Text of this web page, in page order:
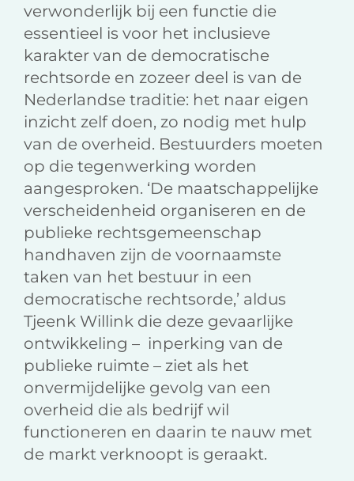
verwonderlijk bij een functie die
essentieel is voor het inclusieve
karakter van de democratische
rechtsorde en zozeer deel is van de
Nederlandse traditie: het naar eigen
inzicht zelf doen, zo nodig met hulp
van de overheid. Bestuurders moeten
op die tegenwerking worden
aangesproken. ‘De maatschappelijke
verscheidenheid organiseren en de
publieke rechtsgemeenschap
handhaven zijn de voornaamste
taken van het bestuur in een
democratische rechtsorde,’ aldus
Tjeenk Willink die deze gevaarlijke
ontwikkeling – inperking van de
publieke ruimte – ziet als het
onvermijdelijke gevolg van een
overheid die als bedrijf wil
functioneren en daarin te nauw met
de markt verknoopt is geraakt.